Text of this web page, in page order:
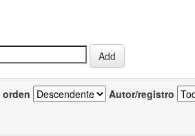
orden Autor/registro